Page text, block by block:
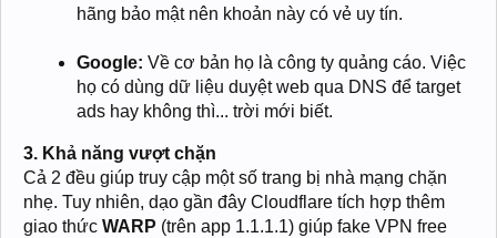
hãng bảo mật nên khoản này có vẻ uy tín.
Google: Về cơ bản họ là công ty quảng cáo. Việc
họ có dùng dữ liệu duyệt web qua DNS để target
ads hay không thì... trời mới biết.
3. Khả năng vượt chặn
Cả 2 đều giúp truy cập một số trang bị nhà mạng chặn
nhẹ. Tuy nhiên, dạo gần đây Cloudflare tích hợp thêm
giao thức WARP (trên app 1.1.1.1) giúp fake VPN free